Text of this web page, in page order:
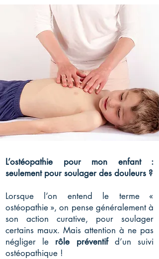
L’ostéopathie pour mon enfant :
seulement pour soulager des douleurs ?
Lorsque l’on entend le terme «
ostéopathie », on pense généralement à
son action curative, pour soulager
certains maux. Mais attention à ne pas
négliger le rôle préventif d’un suivi
ostéopathique !